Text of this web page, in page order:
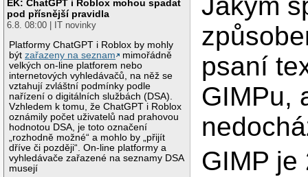
EK: ChatGPT i Roblox mohou spadat
pod přísnější pravidla
6.8. 08:00 | IT novinky
Platformy ChatGPT i Roblox by mohly
býtzařazeny na seznam
mimořádně
velkých on-line platforem nebo
internetových vyhledávačů, na něž se
vztahují zvláštní podmínky podle
nařízení o digitálních službách (DSA).
Vzhledem k tomu, že ChatGPT i Roblox
oznámily počet uživatelů nad prahovou
hodnotou DSA, je toto označení
„rozhodně možné“ a mohlo by „přijít
dříve či později“. On-line platformy a
vyhledávače zařazené na seznamy DSA
musejí
psaní
GIMPu,
GIMP je